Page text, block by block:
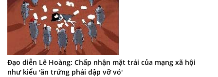
Đạo diễn Lê Hoàng: Chấp nhận mặt trái của mạng xã hội
như kiểu 'ăn trứng phải đập vỡ vỏ'